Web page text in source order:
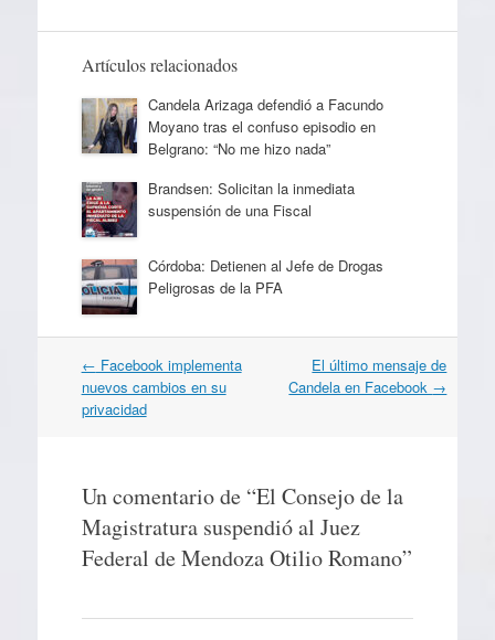
Artículos relacionados
Candela Arizaga defendió a Facundo
Moyano tras el confuso episodio en
Belgrano: “No me hizo nada”
Brandsen: Solicitan la inmediata
suspensión de una Fiscal
Córdoba: Detienen al Jefe de Drogas
Peligrosas de la PFA
Navegación
por
artículos
← Facebook implementa
nuevos cambios en su
privacidad
El último mensaje de
Candela en Facebook →
Un comentario de “El Consejo de la
Magistratura suspendió al Juez
Federal de Mendoza Otilio Romano”